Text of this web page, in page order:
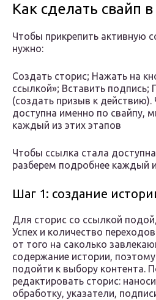
Как сделать свайп
Чтобы прикрепить активную
нужно:
Создать сторис; Нажать на
ссылкой»; Вставить подпись;
(создать призыв к
доступна именно по свайпу,
каждый из этих этапов
Чтобы ссылка стала
разберем подробнее каждый
Шаг 1: создание
Для сторис со ссылкой
Успех и количество
от того на саколько
содержание истории,
подойти к выбору контента.
редактировать сторис:
обработку, указатели,